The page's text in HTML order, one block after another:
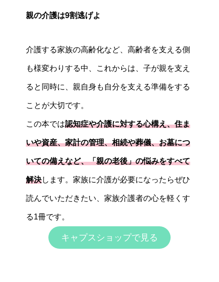
親の介護は9割逃げよ
介護する家族の高齢化など、高齢者を支える側
も様変わりする中、これからは、子が親を支え
ると同時に、親自身も自分を支える準備をする
ことが大切です。
この本では認知症や介護に対する心構え、住ま
いや資産、家計の管理、相続や葬儀、お墓につ
いての備えなど、「親の老後」の悩みをすべて
解決します。家族に介護が必要になったらぜひ
読んでいただきたい、家族介護者の心を軽くす
る1冊です。
キャプスショップで見る